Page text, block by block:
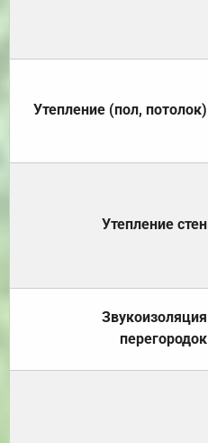
Утепление (пол, потолок)
Утепление стен
Звукоизоляция
перегородок